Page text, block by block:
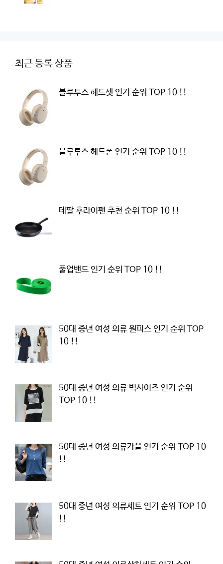
최근 등록 상품
블루투스 헤드셋 인기 순위 TOP 10 !!
블루투스 헤드폰 인기 순위 TOP 10 !!
테팔 후라이팬 추천 순위 TOP 10 !!
풀업밴드 인기 순위 TOP 10 !!
50대 중년 여성 의류 원피스 인기 순위 TOP
10 !!
50대 중년 여성 의류 빅사이즈 인기 순위
TOP 10 !!
50대 중년 여성 의류가을 인기 순위 TOP 10
!!
50대 중년 여성 의류세트 인기 순위 TOP 10
!!